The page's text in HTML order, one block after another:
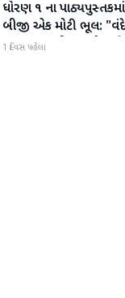
રાષ્ટ્રીય
ધોરણ ૧ ના પાઠ્યપુસ્તકમાં
બીજી એક મોટી ભૂલ: "વંદે
ઉત્કલ જનની" શબ્દો અને
1 દિવસ પહેલા